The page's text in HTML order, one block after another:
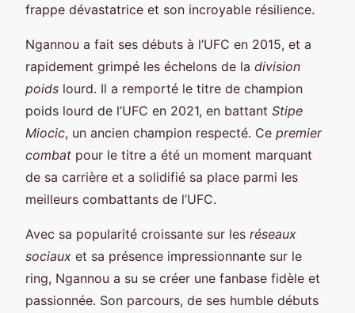
frappe dévastatrice et son incroyable résilience.
Ngannou a fait ses débuts à l’UFC en 2015, et a
rapidement grimpé les échelons de la division
poids lourd. Il a remporté le titre de champion
poids lourd de l’UFC en 2021, en battant Stipe
Miocic, un ancien champion respecté. Ce premier
combat pour le titre a été un moment marquant
de sa carrière et a solidifié sa place parmi les
meilleurs combattants de l’UFC.
Avec sa popularité croissante sur les réseaux
sociaux et sa présence impressionnante sur le
ring, Ngannou a su se créer une fanbase fidèle et
passionnée. Son parcours, de ses humble débuts